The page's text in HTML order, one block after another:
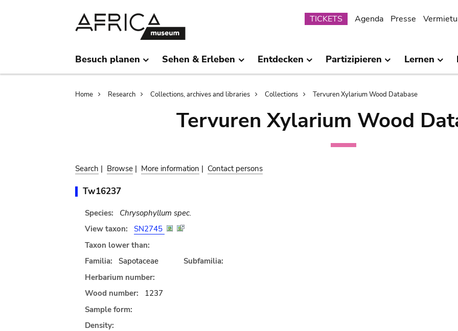
Submenu
TICKETS Agenda Presse
Besuch planen Sehen & Erleben Entdecken Partizipieren Lernen
Breadcrumb
Home Research Collections, archives and libraries Collections Tervuren Xylarium Wood Database
Tervuren Xylarium Wood
Search | Browse | More information | Contact persons
Tw16237
Species:
Chrysophyllum spec.
View taxon:
SN2745
Taxon lower than:
Familia:
Sapotaceae
Subfamilia:
Herbarium number:
Wood number:
1237
Sample form:
Density: